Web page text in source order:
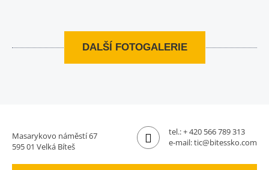
DALŠÍ FOTOGALERIE
Masarykovo náměstí 67
595 01 Velká Bíteš
tel.:+ 420 566 789 313
e-mail:tic@bitessko.com